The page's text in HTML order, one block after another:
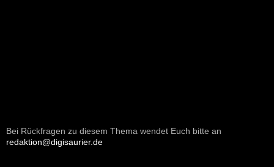
Bei Rückfragen zu diesem Thema wendet Euch bitte an
redaktion@digisaurier.de